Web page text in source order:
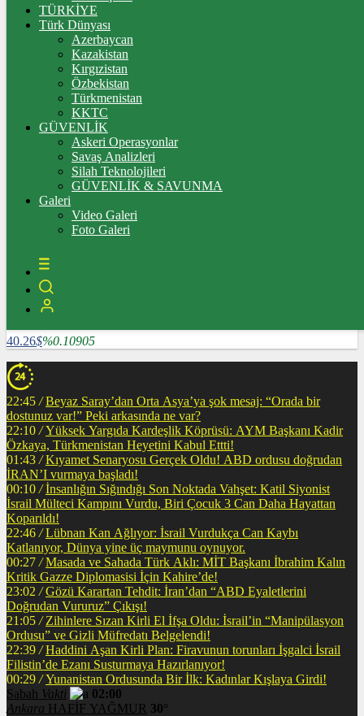
3.335,67%0,36
%-0,03
4782585฿%1.64124
LİTECOİN
%5.25507
ETHEREUM
%6.0715
RİPPLE
118.86%2.16847
TETHER
40.26$%0.10905
TÜRKİYE
Türk Dünyası
Azerbaycan
Kazakistan
Kırgızistan
Özbekistan
Türkmenistan
KKTC
GÜVENLİK
Askeri Operasyonlar
Savaş Analizleri
Silah Teknolojileri
GÜVENLİK & SAVUNMA
Galeri
Video Galeri
Foto Galeri
22:45 / Beyaz Saray’dan Orta Asya’ya şok mesaj: “Orada bir
dostunuz var!” Peki arkasında ne var?
22:10 / Yüksek Yargıda Kardeşlik Köprüsü: AYM Başkanı Kadir
Özkaya, Türkmenistan Heyetini Kabul Ettti!
01:43 / Kıyamet Senaryosu Gerçek Oldu! ABD ordusu doğrudan
İRAN’I vurmaya başladı!
00:10 / İnsanlığın Sığındığı Son Noktada Vahşet: Katil Siyonist
İsrail Mülteci Kampını Vurdu, Biri Çocuk 3 Can Daha Hayattan
Koparıldı!
22:46 / Lübnan Kan Ağlıyor: İsrail Vurdukça Can Kaybı
Katlanıyor, Dünya yine üç maymunu oynuyor.
00:27 / Masada ve Sahada Türk Aklı: MİT Başkanı İbrahim Kalın
Kritik Gazze Diplomasisi İçin Kahire’de!
23:02 / Gözü Karartan Tehdit: İran’dan “ABD Eyaletlerini
Doğrudan Vururuz” Çıkışı!
21:05 / Zihinlere Sızan Kirli El İfşa Oldu: İsrail’in “Manipülasyon
Ordusu” ve Gizli Müfredatı Belgelendi!
22:39 / Haddini Aşan Kirli Plan: Firavunun torunları İşgalci İsrail
Filistin’de Ezanı Susturmaya Hazırlanıyor!
00:29 / Yunanistan Ordusunda Bir İlk: Kadınlar Kışlaya Girdi!
Sabah Vakti
02:00
Ankara HAFİF YAĞMUR 30°